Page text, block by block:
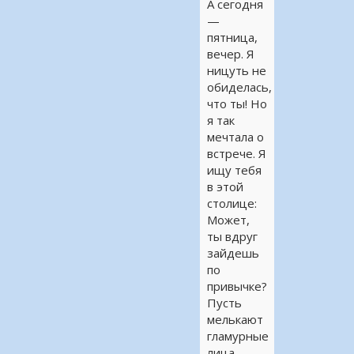
А сегодня
—
пятница,
вечер. Я
ницуть не
обиделась,
что ты! Но
я так
мечтала о
встрече. Я
ищу тебя
в этой
столице:
Может,
ты вдруг
зайдешь
по
привычке?
Пусть
мелькают
гламурные